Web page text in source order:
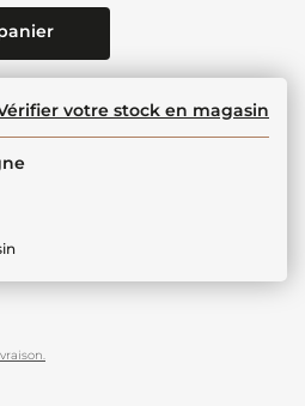
votre stock en magasin